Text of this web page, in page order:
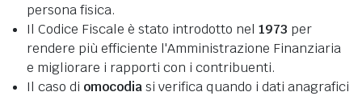
persona fisica.
Il Codice Fiscale è stato introdotto nel 1973 per
rendere più efficiente l'Amministrazione Finanziaria
e migliorare i rapporti con i contribuenti.
Il caso di omocodiasi verifica quando i dati anagrafici